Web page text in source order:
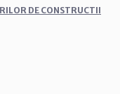
DE CONSTRUCTII